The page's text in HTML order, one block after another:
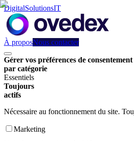
DigitalSolutionsIT
À proposNous contacter
Gérer vos préférences de consentement
par catégorie
Essentiels
Toujours
actifs
Nécessaire au fonctionnement du site.
Marketing